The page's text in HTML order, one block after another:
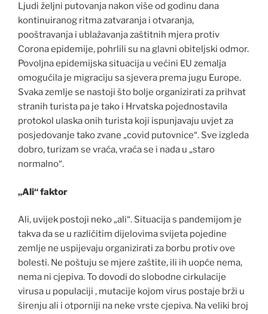
Ljudi željni putovanja nakon više od godinu dana
kontinuiranog ritma zatvaranja i otvaranja,
pooštravanja i ublažavanja zaštitnih mjera protiv
Corona epidemije, pohrlili su na glavni obiteljski odmor.
Povoljna epidemijska situacija u većini EU zemalja
omogućila je migraciju sa sjevera prema jugu Europe.
Svaka zemlje se nastoji što bolje organizirati za prihvat
stranih turista pa je tako i Hrvatska pojednostavila
protokol ulaska onih turista koji ispunjavaju uvjet za
posjedovanje tako zvane „covid putovnice“. Sve izgleda
dobro, turizam se vraća, vraća se i nada u „staro
normalno“.
„Ali“ faktor
Ali, uvijek postoji neko „ali“. Situacija s pandemijom je
takva da se u različitim dijelovima svijeta pojedine
zemlje ne uspijevaju organizirati za borbu protiv ove
bolesti. Ne poštuju se mjere zaštite, ili ih uopće nema,
nema ni cjepiva. To dovodi do slobodne cirkulacije
virusa u populaciji , mutacije kojom virus postaje brži u
širenju ali i otporniji na neke vrste cjepiva. Na veliki broj